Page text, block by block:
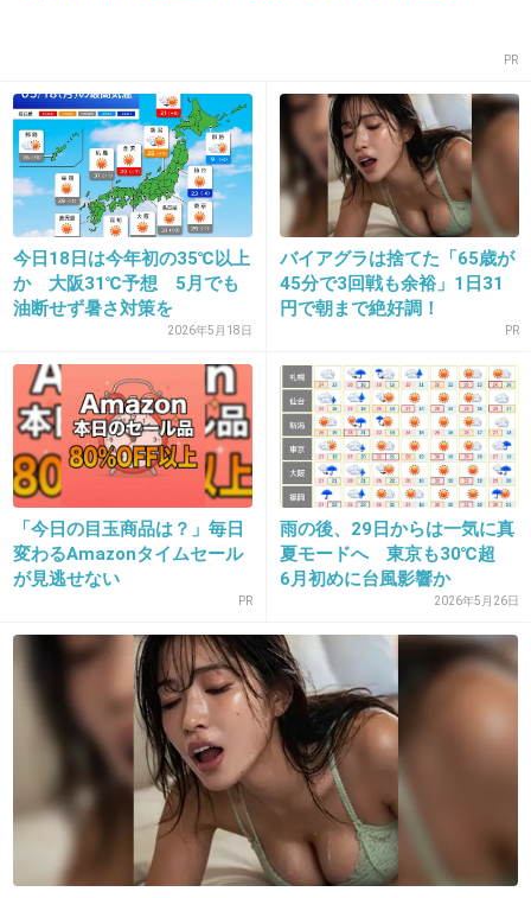
こちらは雷が鳴り始めた。
ゲリラ豪雨来るかな。
雨も心配だよね。
+26 -0
16. 匿名2015/07/20(月) 15:37:37
８
あんたがね
+12 -1
2015/07/20(月) 15:38:18
日本の夏は、とにかく湿度が高いもんね
中東から来た旅行客さえダウンするってウワ
中東の気候って、超高温でも湿度がほとんどな
PR
今日18日は今年初の35℃以上
か 大阪31℃予想 5月でも
油断せず暑さ対策を
2026年5月18日
バイアグラは捨てた「65歳が
45分で3回戦も余裕」1日31
円で朝まで絶好調！
PR
「今日の目玉商品は？」毎日
変わるAmazonタイムセール
が見逃せない
PR
雨の後、29日からは一気に真
夏モードへ 東京も30℃超
6月初めに台風影響か
2026年5月26日